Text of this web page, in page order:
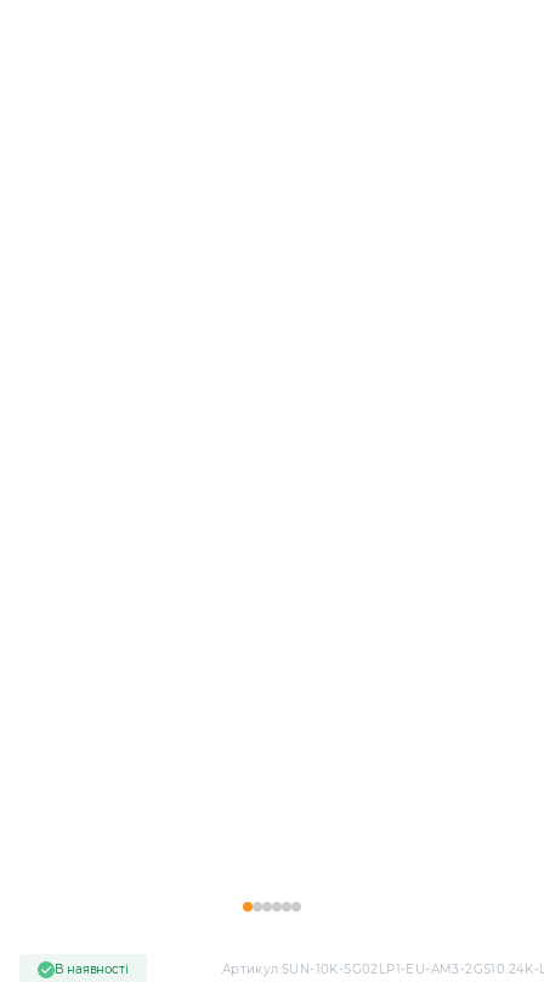
В наявності Артикул:SUN-10K-SG02LP1-EU-AM3-2GS10.24K-